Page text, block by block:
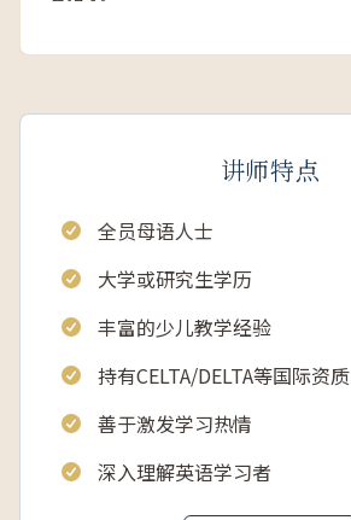
讲师特点
全员母语人士
大学或研究生学历
丰富的少儿教学经验
持有CELTA/DELTA等国际资质
善于激发学习热情
深入理解英语学习者